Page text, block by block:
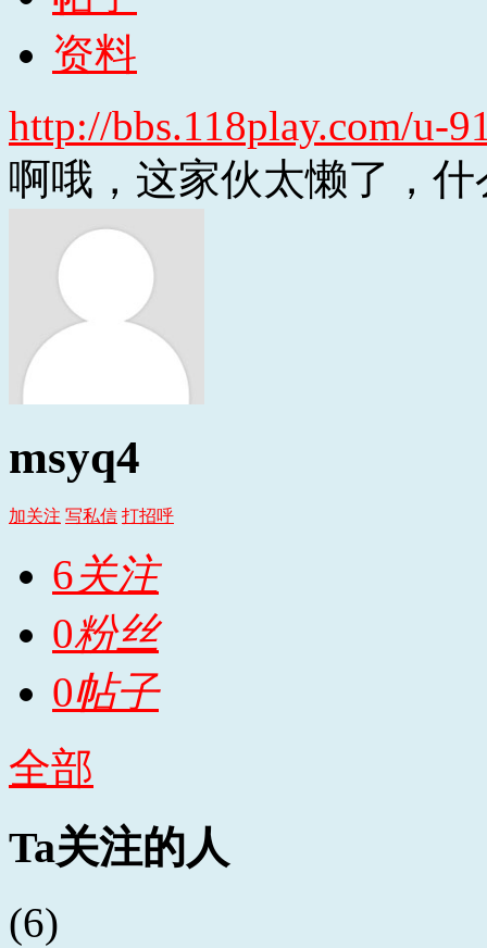
资料
http://bbs.118play.com/u-
啊哦，这家伙太懒了，
msyq4
加关注 写私信 打招呼
6关注
0粉丝
0帖子
全部
Ta关注的人
(6)